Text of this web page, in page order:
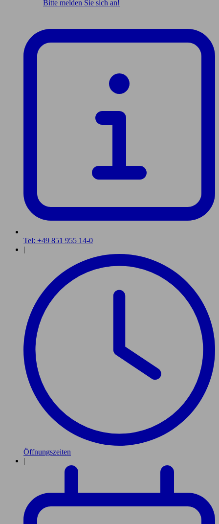
Bitte melden Sie sich an!
Tel: +49 851 955 14-0
|
Öffnungszeiten
|